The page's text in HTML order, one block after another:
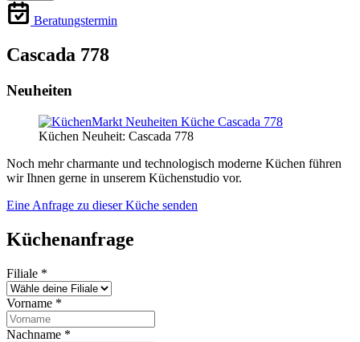
Beratungstermin
Cascada 778
Neuheiten
Küchen Neuheit: Cascada 778
Noch mehr charmante und technologisch moderne Küchen führen
wir Ihnen gerne in unserem Küchenstudio vor.
Eine Anfrage zu dieser Küche senden
Küchenanfrage
Filiale *
Vorname *
Nachname *